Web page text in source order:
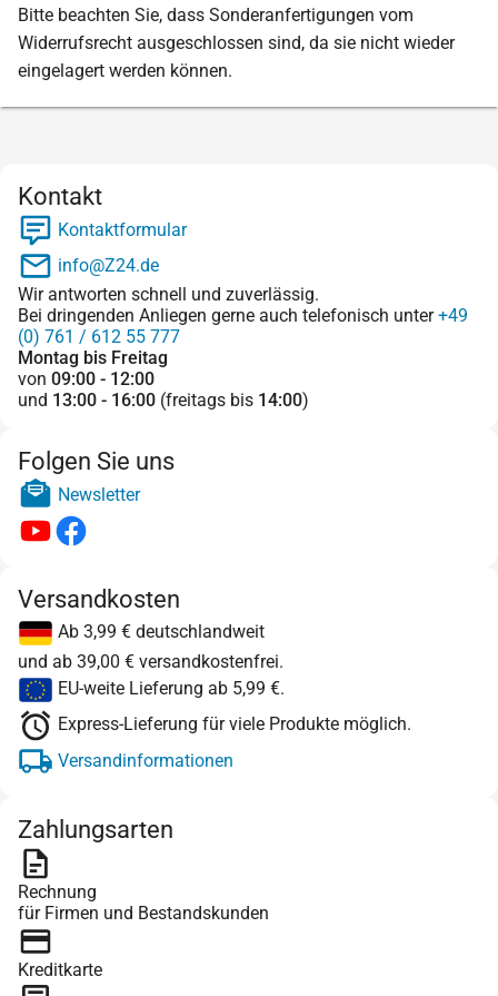
Bitte beachten Sie, dass Sonderanfertigungen vom
Widerrufsrecht ausgeschlossen sind, da sie nicht wieder
eingelagert werden können.
Kontakt
Kontaktformular
info@Z24.de
Wir antworten schnell und zuverlässig.
Bei dringenden Anliegen gerne auch telefonisch unter+49
(0) 761 / 612 55 777
Montag bis Freitag
von 09:00 - 12:00
und 13:00 - 16:00 (freitags bis 14:00)
Folgen Sie uns
Newsletter
Versandkosten
Ab 3,99 € deutschlandweit
und ab 39,00 € versandkostenfrei.
EU-weite Lieferung ab 5,99 €.
Express-Lieferung für viele Produkte möglich.
Versandinformationen
Zahlungsarten
Rechnung
für Firmen und Bestandskunden
Kreditkarte